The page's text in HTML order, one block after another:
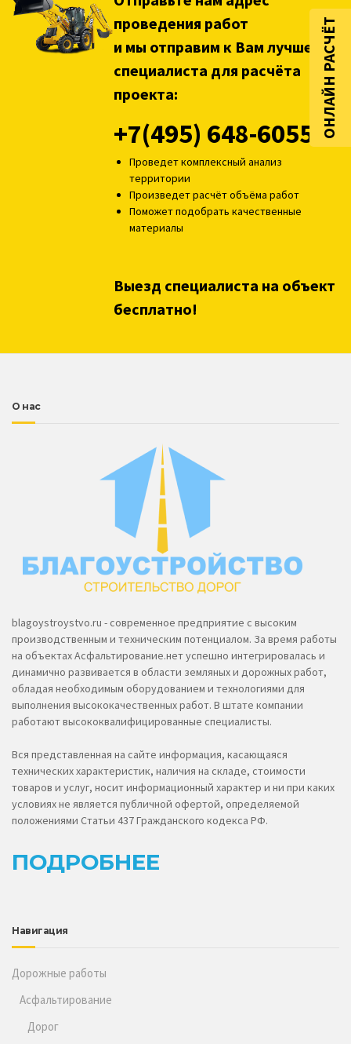
ОНЛАЙН РАСЧЁТ
проведения работ
и мы отправим к Вам лучшего
специалиста для расчёта
проекта:
+7(495) 648-6055
Проведет комплексный анализ
территории
Произведет расчёт объёма работ
Поможет подобрать качественные
материалы
Выезд специалиста на объект
бесплатно!
О нас
blagoystroystvo.ru - современное предприятие с высоким
производственным и техническим потенциалом. За время работы
на объектах Асфальтирование.нет успешно интегрировалась и
динамично развивается в области земляных и дорожных работ,
обладая необходимым оборудованием и технологиями для
выполнения высококачественных работ. В штате компании
работают высококвалифицированные специалисты.
Вся представленная на сайте информация, касающаяся
технических характеристик, наличия на складе, стоимости
товаров и услуг, носит информационный характер и ни при каких
условиях не является публичной офертой, определяемой
положениями Статьи 437 Гражданского кодекса РФ.
ПОДРОБНЕЕ
Навигация
Дорожные работы
Асфальтирование
Дорог